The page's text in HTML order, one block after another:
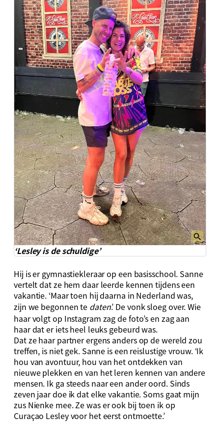
‘Lesley is de schuldige’
Hij is er gymnastiekleraar op een basisschool. Sanne
vertelt dat ze hem daar leerde kennen tijdens een
vakantie. ‘Maar toen hij daarna in Nederland was,
zijn we begonnen te daten.’ De vonk sloeg over. Wie
haar volgt op Instagram zag de foto’s en zag aan
haar dat er iets heel leuks gebeurd was.
Dat ze haar partner ergens anders op de wereld zou
treffen, is niet gek. Sanne is een reislustige vrouw. ‘Ik
hou van avontuur, hou van het ontdekken van
nieuwe plekken en van het leren kennen van andere
mensen. Ik ga steeds naar een ander oord. Sinds
zeven jaar doe ik dat elke vakantie. Soms gaat mijn
zus Nienke mee. Ze was er ook bij toen ik op
Curaçao Lesley voor het eerst ontmoette.’